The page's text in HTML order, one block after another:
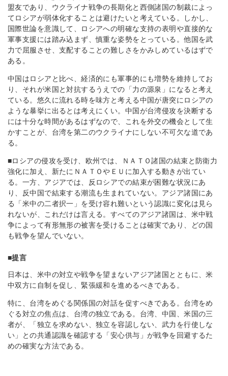
盟友であり、ウクライナ戦争の長期化と西側諸国の制裁によっ
てロシアが弱体化することは避けたいと考えている。しかし、
国際世論を意識して、ロシアへの明確な支持の表明や直接的な
軍事支援には踏み込まず、慎重な姿勢をとっている。他国を武
力で屈服させ、支配することの難しさをかみしめているはずで
ある。
中国はロシアと比べ、経済的にも軍事的にも増勢を維持してお
り、それが米国と対抗するうえでの「力の源泉」になると考え
ている。悠久に流れる時を味方と考える中国が唐突にロシアの
ような暴挙に出るとは考えにくい。中国が台湾侵攻を決断する
には十分な時間があるはずなので、これを外交の機会として生
かすことが、台湾を第二のウクライナにしない不可欠な道であ
る。
■ロシアの侵攻を受け、欧州では、ＮＡＴＯ諸国の結束と防衛力
強化に加え、新たにＮＡＴＯやＥＵに加入する動きが出てい
る。一方、アジアでは、反ロシアでの結束が困難な状況にあ
り、反中国で結束する潮流も生まれていない。アジア諸国にあ
る「米中の二者択一」を受け容れ難いという認識に変化は見ら
れないが、これだけは言える。すべてのアジア諸国は、米中戦
争によって有形無形の被害を受けることは確実であり、どの国
も戦争を望んでいない。
■提言
日本は、米中の対立や戦争を望まないアジア諸国とともに、米
中双方に自制を促し、緊張緩和を進めるべきである。
特に、台湾をめぐる関係国の対話を促すべきである。台湾をめ
ぐる対立の焦点は、台湾の独立である。台湾、中国、米国の三
者が、「独立を求めない、独立を容認しない、武力を行使しな
い」との共通認識を確認する「安心供与」が戦争を回避するた
めの確実な方法である。